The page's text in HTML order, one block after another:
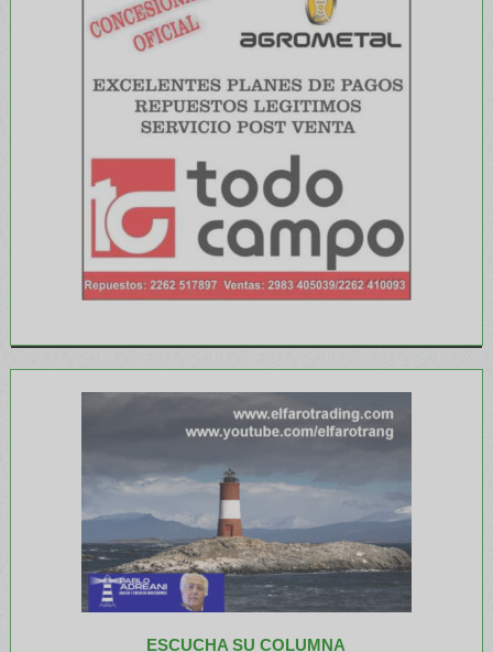
ESCUCHA SU COLUMNA